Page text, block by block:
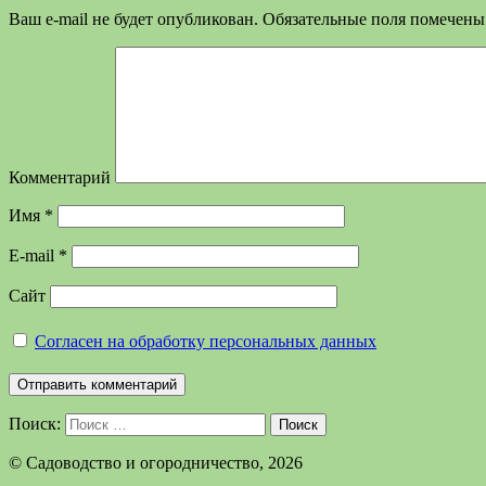
Ваш e-mail не будет опубликован. Обязательные поля
Комментарий
Имя *
E-mail *
Сайт
Согласен на обработку персональных данных
Поиск: Поиск
©️ Садоводство и огородничество, 2026